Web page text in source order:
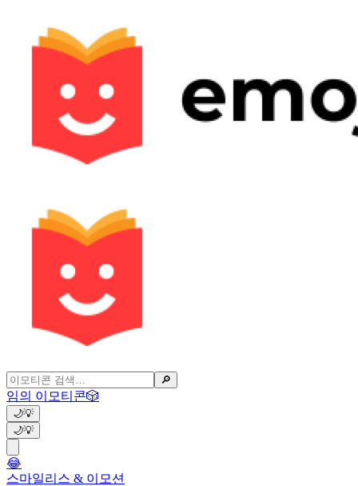
🔎
임의 이모티콘🎲
🌙💡
🌙💡
😂
스마일리스 & 이모션